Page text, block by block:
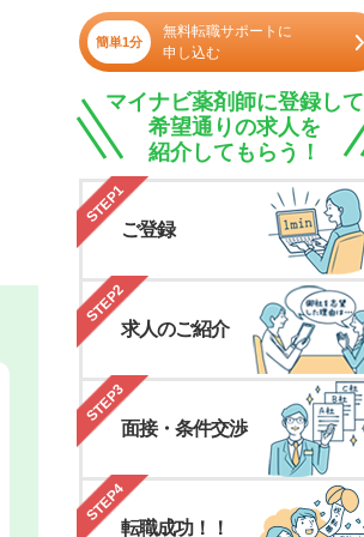
簡単1分
無料転職サポートに
申し込む
マイナビ薬剤師に登録して
希望通りの求人を
紹介してもらう！
STEP1
ご登録
STEP2
求人のご紹介
STEP3
面接・条件交渉
STEP4
転職成功！！